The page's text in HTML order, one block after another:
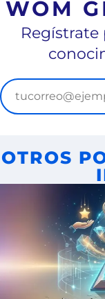
WOM
Regístrate
OTROS